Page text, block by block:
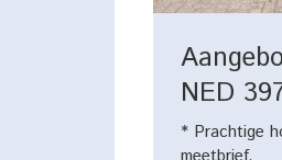
NED
* Prachtige